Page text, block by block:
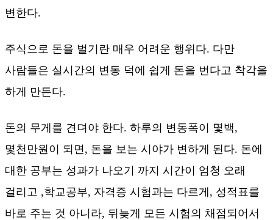
변한다.
주식으로 돈을 벌기란 매우 어려운 행위다. 다만
사람들은 실시간의 변동 덕에 쉽게 돈을 번다고 착각을
하게 만든다.
돈의 무게를 견뎌야 한다. 하루의 변동폭이 몇백,
몇천만원이 되면, 돈을 보는 시야가 변하게 된다. 돈에
대한 공부는 성과가 나오기 까지 시간이 엄청 오래
걸리고 ,학교공부, 자격증 시험과는 다르게, 성적표를
바로 주는 것 아니라, 뒤늦게 모든 시험의 채점되어서